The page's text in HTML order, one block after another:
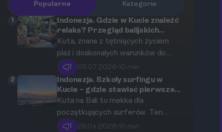
Popularne Kategorie
1
Indonezja. Gdzie w Kucie znaleźć
relaks? Przegląd balijskich
masaży i tradycyjnych spa
Kuta, znana z tętniących życiem
plaż i doskonałych warunków do
surfingu, kryje w sobie również oazy
spokoju. Ten przewodnik odkryje
przed Tobą świat balijskiego relaksu,
od tradycyjnych masaży po
luksusowe spa, które pozwolą Ci
odnaleźć harmonię ciała i ducha w
1 05.07.2026•10 min
2
Indonezja. Szkoły surfingu w
Kucie – gdzie stawiać pierwsze
kroki na desce?
Kuta na Bali to mekka dla
początkujących surferów. Ten
przewodnik pomoże Ci wybrać
1 29.04.2026•10 min